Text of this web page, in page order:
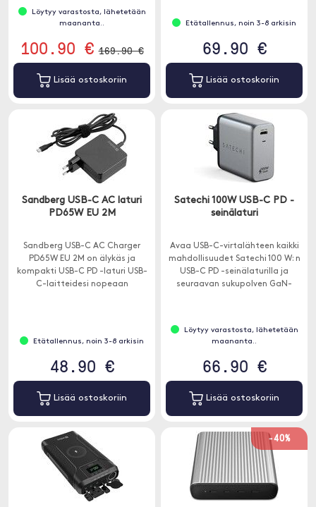
Löytyy varastosta, lähetetään
maananta..
100.90 € 169.90 €
Lisää ostoskoriin
Etätallennus, noin 3-8 arkisin
69.90 €
Lisää ostoskoriin
Sandberg USB-C AC laturi
PD65W EU 2M
Sandberg USB-C AC Charger
PD65W EU 2M on älykäs ja
kompakti USB-C PD -laturi USB-
C-laitteidesi nopeaan
Etätallennus, noin 3-8 arkisin
48.90 €
Lisää ostoskoriin
Satechi 100W USB-C PD -
seinälaturi
Avaa USB-C-virtalähteen kaikki
mahdollisuudet Satechi 100 W: n
USB-C PD -seinälaturilla ja
seuraavan sukupolven GaN-
Löytyy varastosta, lähetetään
maananta..
66.90 €
Lisää ostoskoriin
-40%